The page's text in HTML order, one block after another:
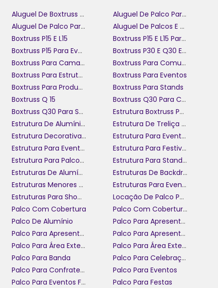
Aluguel De Boxtruss Q30
Aluguel De Palco Para Confraternização
Aluguel De Palco Para Festival
Aluguel De Palcos E Coberturas
Boxtruss P15 E L15
Boxtruss P15 E L15 Para Eventos
Boxtruss P15 Para Eventos
Boxtruss P30 E Q30 Em São Paulo
Boxtruss Para Camarotes
Boxtruss Para Comunicação Visual
Boxtruss Para Estruturas De Eventos
Boxtruss Para Eventos
Boxtruss Para Produção De Eventos
Boxtruss Para Stands
Boxtruss Q 15
Boxtruss Q30 Para Camarotes
Boxtruss Q30 Para Shows
Estrutura Boxtruss Para Eventos Pequenos
Estrutura De Alumínio Para Gestão De Eventos
Estrutura De Treliça Para Shows
Estrutura Decorativa Para Eventos
Estrutura Para Eventos
Estrutura Para Eventos Menores
Estrutura Para Festivais De Música
Estrutura Para Palcos De Eventos
Estrutura Para Stand Em Eventos
Estruturas De Alumínio Para Eventos
Estruturas De Backdrop Personalizadas
Estruturas Menores Boxtruss Para Eventos
Estruturas Para Eventos Corporativos
Estruturas Para Shows E Eventos
Locação De Palco Para Celebração
Palco Com Cobertura
Palco Com Cobertura Para Festas
Palco De Alumínio
Palco Para Apresentação
Palco Para Apresentação De Banda
Palco Para Apresentação De Eventos Ao Ar Livre
Palco Para Área Externa
Palco Para Área Externa De Eventos
Palco Para Banda
Palco Para Celebração
Palco Para Confraternização
Palco Para Eventos
Palco Para Eventos Fechados
Palco Para Festas